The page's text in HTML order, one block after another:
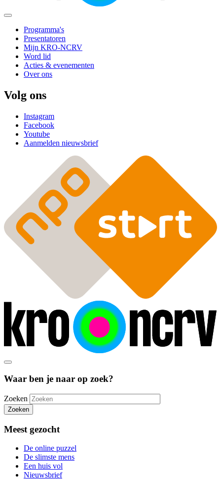
Programma's
Presentatoren
Mijn KRO-NCRV
Word lid
Acties & evenementen
Over ons
Volg ons
Instagram
Facebook
Youtube
Aanmelden nieuwsbrief
Waar ben je naar op zoek?
Zoeken
Zoeken
Meest gezocht
De online puzzel
De slimste mens
Een huis vol
Nieuwsbrief